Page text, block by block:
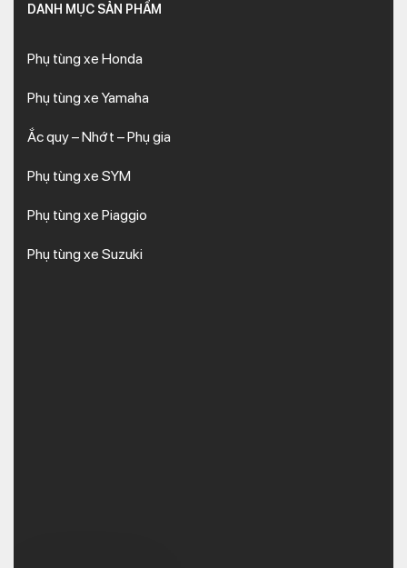
DANH MỤC SẢN PHẨM
Phụ tùng xe Honda
Phụ tùng xe Yamaha
Ắc quy – Nhớt – Phụ gia
Phụ tùng xe SYM
Phụ tùng xe Piaggio
Phụ tùng xe Suzuki